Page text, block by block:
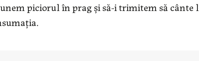
piciorul în prag și să-i trimitem să cânte